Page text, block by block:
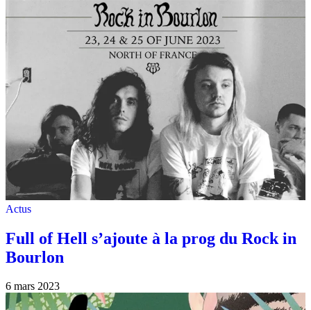
Actus
Full of Hell s’ajoute à la prog du Rock in
Bourlon
6 mars 2023